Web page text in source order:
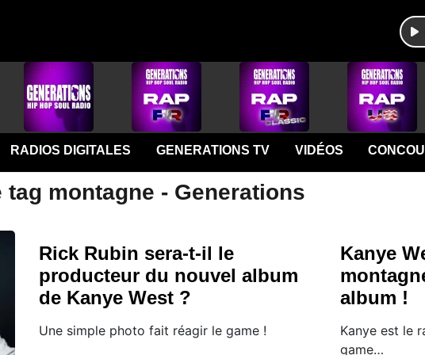
RADIOS DIGITALES GENERATIONS TV VIDÉOS
montagne - Generations
Rick Rubin sera-t-il le
producteur du nouvel album
de Kanye West ?
Une simple photo fait réagir le game !
Kanye
album !
Kanye est le
game…